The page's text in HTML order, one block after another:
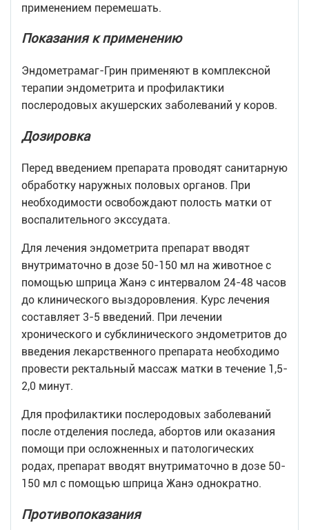
применением перемешать.
Показания к применению
Эндометрамаг-Грин применяют в комплексной
терапии эндометрита и профилактики
послеродовых акушерских заболеваний у коров.
Дозировка
Перед введением препарата проводят санитарную
обработку наружных половых органов. При
необходимости освобождают полость матки от
воспалительного экссудата.
Для лечения эндометрита препарат вводят
внутриматочно в дозе 50-150 мл на животное с
помощью шприца Жанэ с интервалом 24-48 часов
до клинического выздоровления. Курс лечения
составляет 3-5 введений. При лечении
хронического и субклинического эндометритов до
введения лекарственного препарата необходимо
провести ректальный массаж матки в течение 1,5-
2,0 минут.
Для профилактики послеродовых заболеваний
после отделения последа, абортов или оказания
помощи при осложненных и патологических
родах, препарат вводят внутриматочно в дозе 50-
150 мл с помощью шприца Жанэ однократно.
Противопоказания